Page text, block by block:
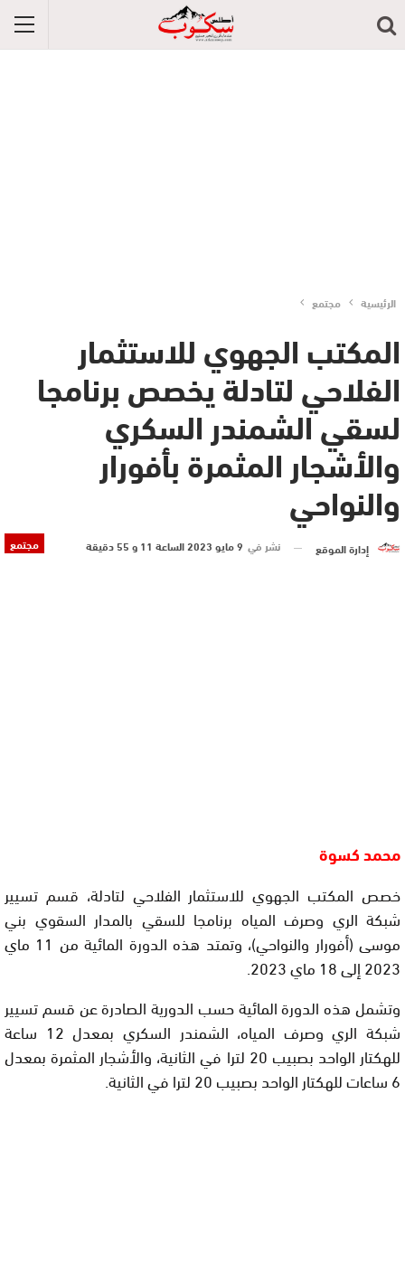
الرئيسية مجتمع
المكتب الجهوي للاستثمار
الفلاحي لتادلة يخصص برنامجا
لسقي الشمندر السكري
والأشجار المثمرة بأفورار
والنواحي
مجتمع إدارة الموقع نشر في 9 مايو 2023 الساعة 11 و 55 دقيقة
محمد كسوة
خصص المكتب الجهوي للاستثمار الفلاحي لتادلة، قسم تسيير
شبكة الري وصرف المياه برنامجا للسقي بالمدار السقوي بني
موسى (أفورار والنواحي)، وتمتد هذه الدورة المائية من 11 ماي
2023 إلى 18 ماي 2023.
وتشمل هذه الدورة المائية حسب الدورية الصادرة عن قسم تسيير
شبكة الري وصرف المياه، الشمندر السكري بمعدل 12 ساعة
للهكتار الواحد بصبيب 20 لترا في الثانية، والأشجار المثمرة بمعدل
6 ساعات للهكتار الواحد بصبيب 20 لترا في الثانية.